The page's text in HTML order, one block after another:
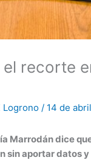
el recorte
Logrono/ 14 de
Marrodán dice
sin aportar datos